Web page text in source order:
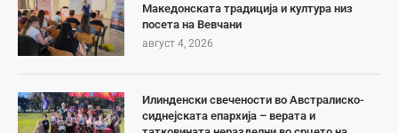
Македонската традиција и култура низ
посета на Вевчани
август 4, 2026
Илинденски свечености во Австралиско-
сиднејската епархија – верата и